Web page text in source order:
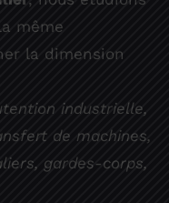
même
la dimension
industrielle,
de machines,
gardes-corps,